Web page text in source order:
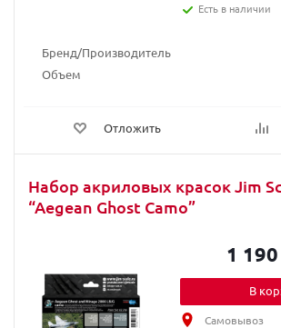
Бренд/Производитель
Объем
Отложить
Есть в наличии
Набор акриловых красок Jim
“Aegean Ghost Camo”
1
В
Самовывоз